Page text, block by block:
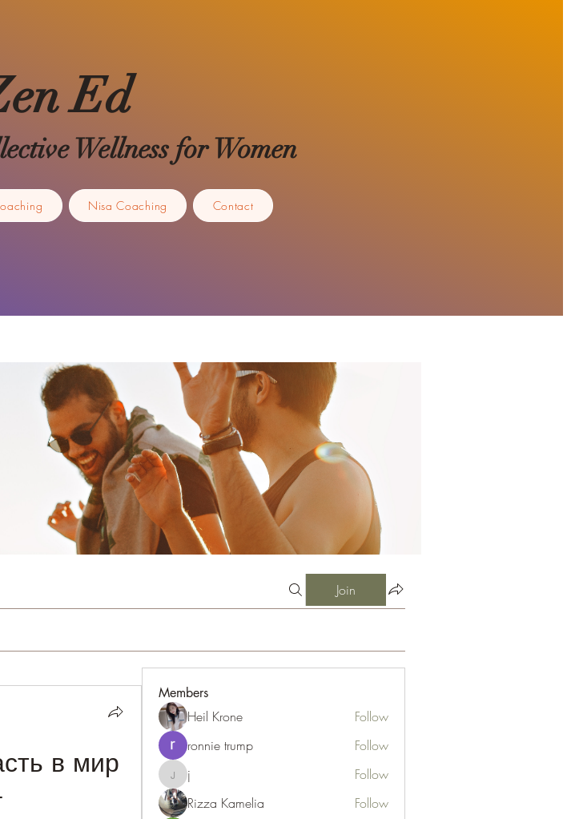
Nisa Coaching Contact
Ed
Wellness for Women
Join
в мир
Members
Heil Krone
Follow
ronnie trump
Follow
j j
Follow
Rizza Kamelia
Follow